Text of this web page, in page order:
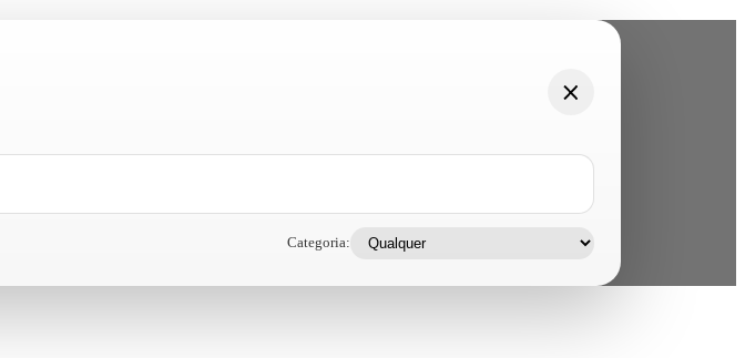
Categoria: